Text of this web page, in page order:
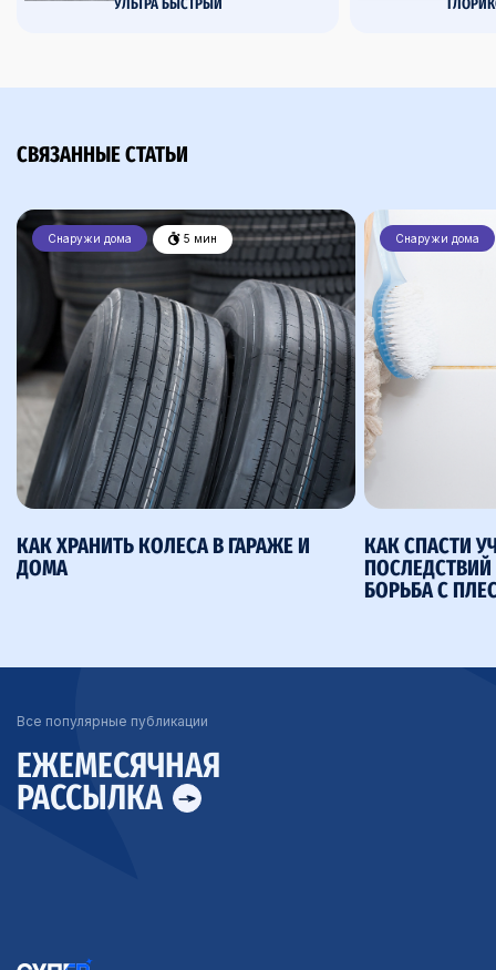
УЛЬТРА БЫСТРЫЙ
СВЯЗАННЫЕ СТАТЬИ
Снаружи дома 5 мин
КАК ХРАНИТЬ КОЛЕСА В ГАРАЖЕ И
ДОМА
Снаружи дома
КАК СПАСТИ
БОРЬБА С
Все популярные публикации
ЕЖЕМЕСЯЧНАЯ
РАССЫЛКА